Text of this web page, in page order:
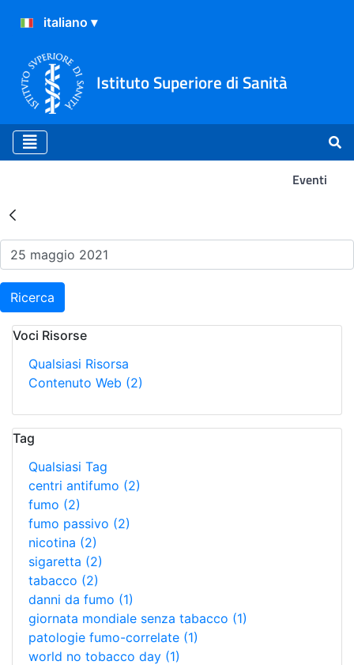
Istituto Superiore di Sanità
Eventi
Risultati della Ricerca -
Ricerca
Voci Risorse
Qualsiasi Risorsa
Contenuto Web (2)
Tag
Qualsiasi Tag
centri antifumo (2)
fumo (2)
fumo passivo (2)
nicotina (2)
sigaretta (2)
tabacco (2)
danni da fumo (1)
giornata mondiale senza tabacco (1)
patologie fumo-correlate (1)
world no tobacco day (1)